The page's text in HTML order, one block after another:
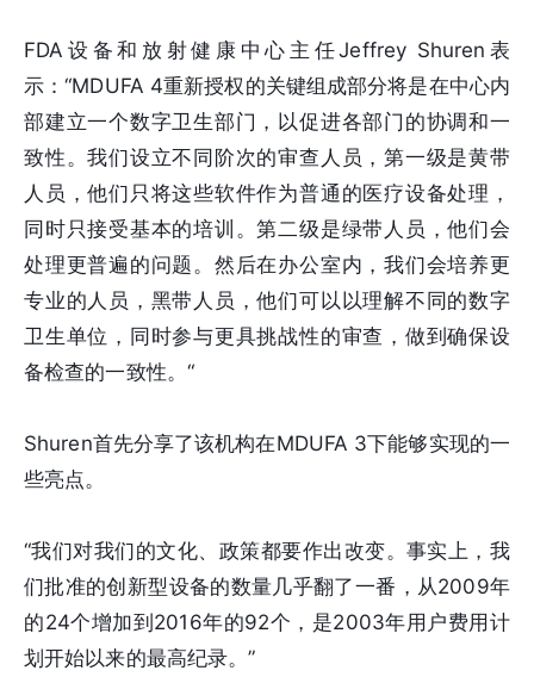
FDA设备和放射健康中心主任Jeffrey Shuren表
示：“MDUFA 4重新授权的关键组成部分将是在中心内
部建立一个数字卫生部门，以促进各部门的协调和一
致性。我们设立不同阶次的审查人员，第一级是黄带
人员，他们只将这些软件作为普通的医疗设备处理，
同时只接受基本的培训。第二级是绿带人员，他们会
处理更普遍的问题。然后在办公室内，我们会培养更
专业的人员，黑带人员，他们可以以理解不同的数字
卫生单位，同时参与更具挑战性的审查，做到确保设
备检查的一致性。“
Shuren首先分享了该机构在MDUFA 3下能够实现的一
些亮点。
“我们对我们的文化、政策都要作出改变。事实上，我
们批准的创新型设备的数量几乎翻了一番，从2009年
的24个增加到2016年的92个，是2003年用户费用计
划开始以来的最高纪录。”